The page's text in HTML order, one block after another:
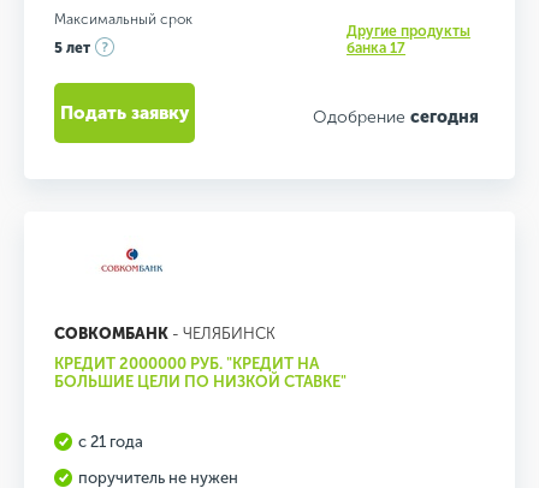
Максимальный срок
5 лет
Другие продукты
банка 17
Одобрение сегодня
Подать заявку
СОВКОМБАНК - ЧЕЛЯБИНСК
КРЕДИТ 2000000 РУБ. "КРЕДИТ НА
БОЛЬШИЕ ЦЕЛИ ПО НИЗКОЙ СТАВКЕ"
с 21 года
поручитель не нужен